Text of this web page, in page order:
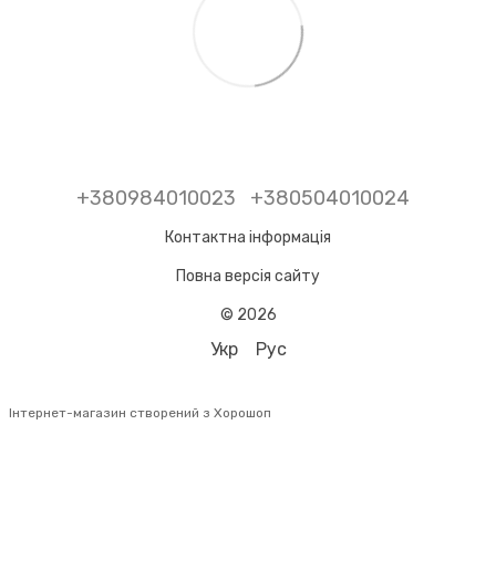
+380984010023 +380504010024
Контактна інформація
Повна версія сайту
© 2026
Укр Рус
Інтернет-магазин створений з Хорошоп